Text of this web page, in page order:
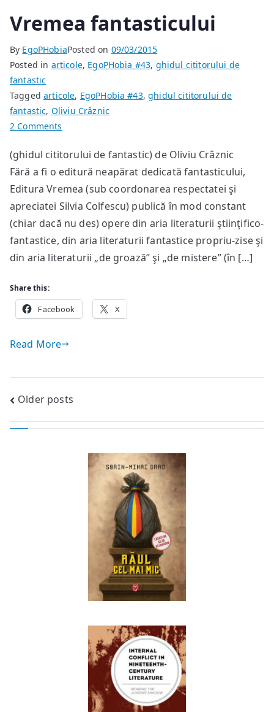
Vremea fantasticului
By EgoPHobiaPosted on 09/03/2015
Posted in articole, EgoPHobia #43, ghidul cititorului de
fantastic
Taggedarticole, EgoPHobia #43,ghidul cititorului de
fantastic, Oliviu Crâznic
2 Comments
fantasticului
(ghidul cititorului de fantastic) de Oliviu Crâznic
Fără a fi o editură neapărat dedicată fantasticului,
Editura Vremea (sub coordonarea respectatei şi
apreciatei Silvia Colfescu) publică în mod constant
(chiar dacă nu des) opere din aria literaturii ştiinţifico-
fantastice, din aria literaturii fantastice propriu-zise şi
din aria literaturii „de groază” şi „de mistere” (în […]
Share this:
Facebook X
Read More
Posts
navigation
Older posts